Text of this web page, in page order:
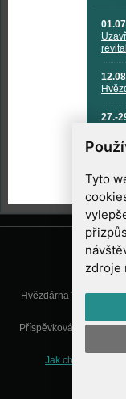
Tyto
zdroje
27.-
Hvězdárna Valašské
Příspěvková
Jak chráníme